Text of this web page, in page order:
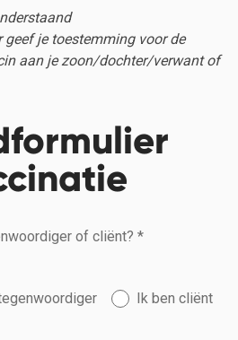
je toestemming voor de
aan je zoon/dochter/verwant of
of cliënt? *
Ik ben cliënt